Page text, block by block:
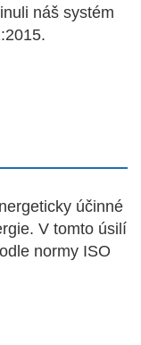
náš systém
účinné
V tomto úsilí
normy ISO